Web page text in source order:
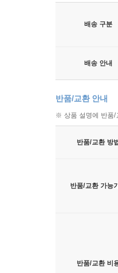
배송 구분
배송 안내
반품/교환 안내
※ 상품 설명에 반품/
반품/교환 방법
반품/교환 가능
반품/교환 비